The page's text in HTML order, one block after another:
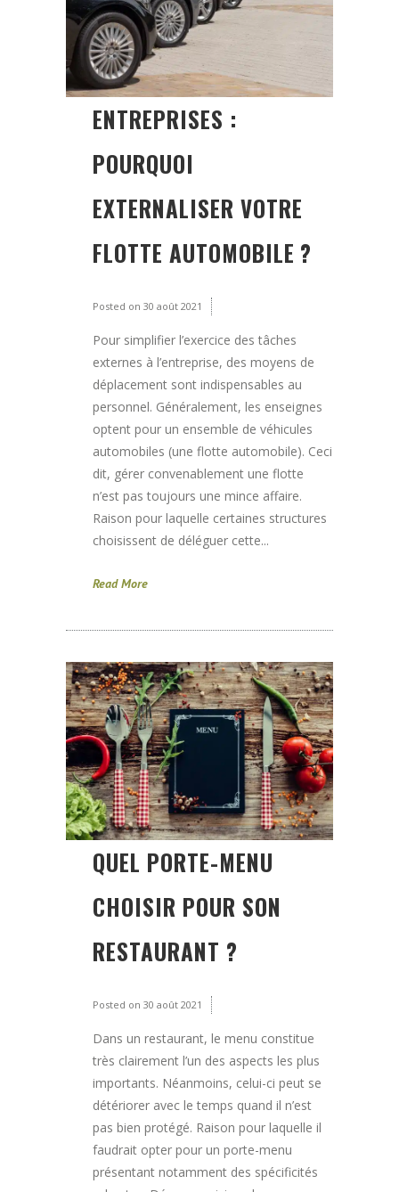
ENTREPRISES :
POURQUOI
EXTERNALISER VOTRE
FLOTTE AUTOMOBILE ?
Posted on 30 août 2021
Pour simplifier l’exercice des tâches
externes à l’entreprise, des moyens de
déplacement sont indispensables au
personnel. Généralement, les enseignes
optent pour un ensemble de véhicules
automobiles (une flotte automobile). Ceci
dit, gérer convenablement une flotte
n’est pas toujours une mince affaire.
Raison pour laquelle certaines structures
choisissent de déléguer cette...
Read More
QUEL PORTE-MENU
CHOISIR POUR SON
RESTAURANT ?
Posted on 30 août 2021
Dans un restaurant, le menu constitue
très clairement l’un des aspects les plus
importants. Néanmoins, celui-ci peut se
détériorer avec le temps quand il n’est
pas bien protégé. Raison pour laquelle il
faudrait opter pour un porte-menu
présentant notamment des spécificités